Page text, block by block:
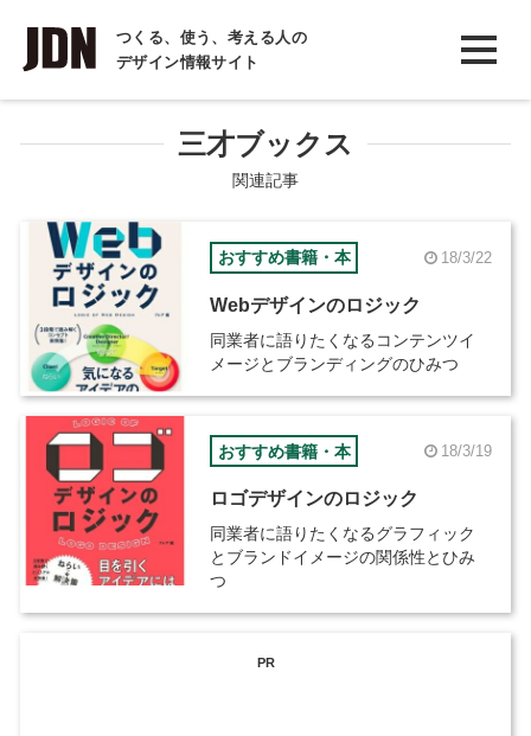
つくる、使う、考える人の
デザイン情報サイト
INTERVIEW
インタビュー
COLUMN
コラム
三才ブックス
関連記事
おすすめ書籍・本 18/3/22
Webデザインのロジック
同業者に語りたくなるコンテンツイ
メージとブランディングのひみつ
おすすめ書籍・本 18/3/19
ロゴデザインのロジック
同業者に語りたくなるグラフィック
とブランドイメージの関係性とひみ
つ
PR